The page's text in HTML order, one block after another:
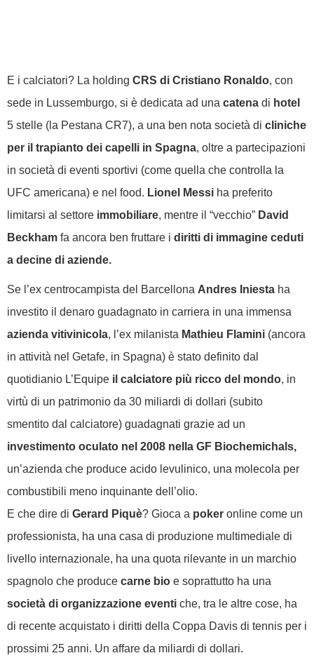
E i calciatori? La holding CRS di Cristiano Ronaldo, con
sede in Lussemburgo, si è dedicata ad una catena di hotel
5 stelle (la Pestana CR7), a una ben nota società di cliniche
per il trapianto dei capelli in Spagna, oltre a partecipazioni
in società di eventi sportivi (come quella che controlla la
UFC americana) e nel food. Lionel Messi ha preferito
limitarsi al settore immobiliare, mentre il “vecchio” David
Beckham fa ancora ben fruttare i diritti di immagine ceduti
a decine di aziende.
Se l’ex centrocampista del Barcellona Andres Iniesta ha
investito il denaro guadagnato in carriera in una immensa
azienda vitivinicola, l’ex milanista Mathieu Flamini (ancora
in attività nel Getafe, in Spagna) è stato definito dal
quotidianio L’Equipe il calciatore più ricco del mondo, in
virtù di un patrimonio da 30 miliardi di dollari (subito
smentito dal calciatore) guadagnati grazie ad un
investimento oculato nel 2008 nella GF Biochemichals,
un’azienda che produce acido levulinico, una molecola per
combustibili meno inquinante dell’olio.
E che dire di Gerard Piquè? Gioca a poker online come un
professionista, ha una casa di produzione multimediale di
livello internazionale, ha una quota rilevante in un marchio
spagnolo che produce carne bio e soprattutto ha una
società di organizzazione eventi che, tra le altre cose, ha
di recente acquistato i diritti della Coppa Davis di tennis per i
prossimi 25 anni. Un affare da miliardi di dollari.